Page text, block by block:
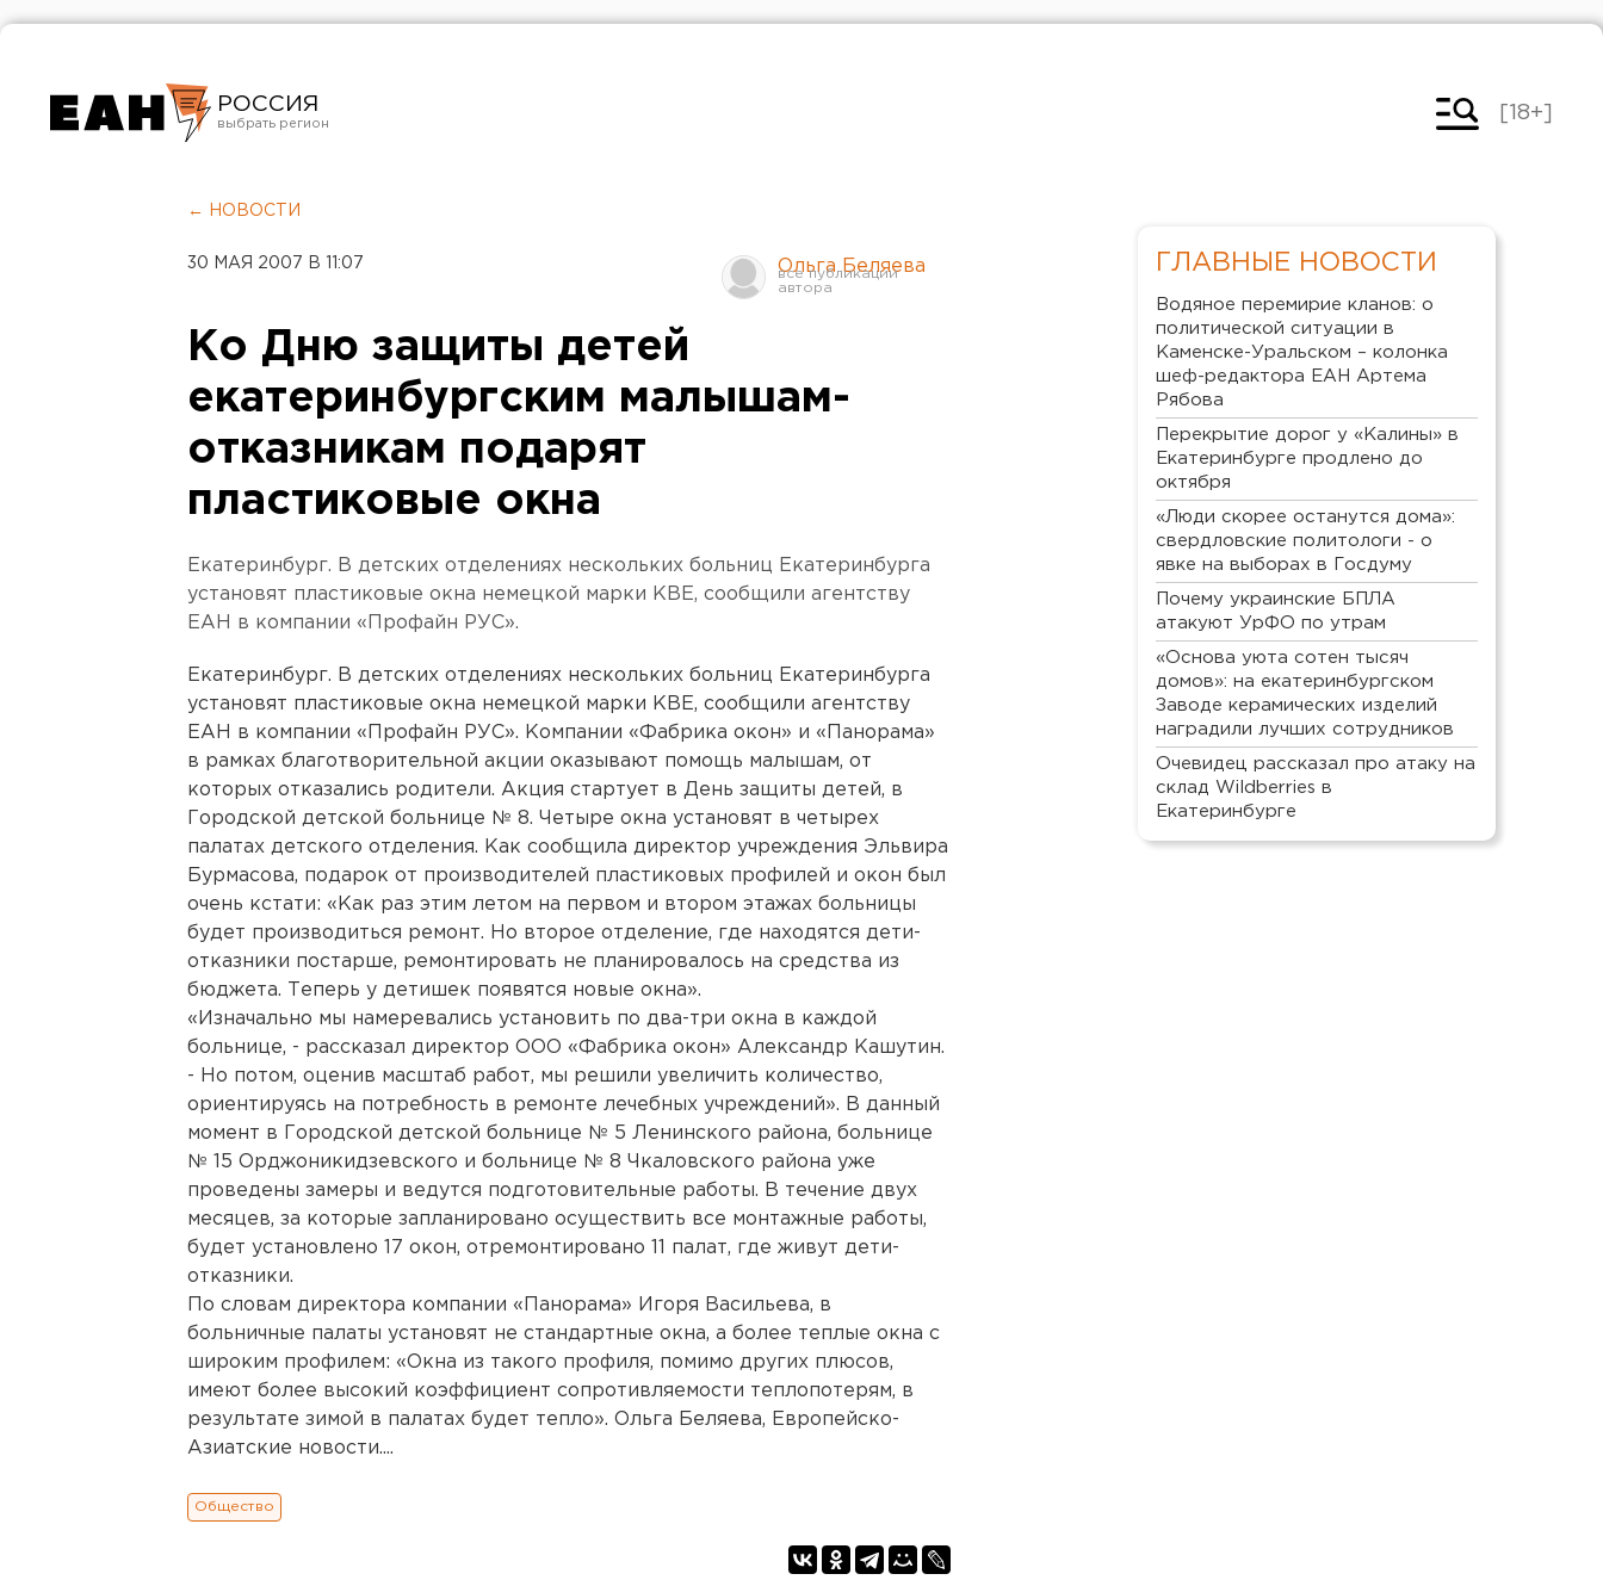
РОССИЯ
Челябинск
[18+]
← НОВОСТИ
30 МАЯ 2007 В 11:07 Ольга Беляева
Ко Дню защиты детей
екатеринбургским малышам-
отказникам подарят
пластиковые окна
Екатеринбург. В детских отделениях нескольких больниц Екатеринбурга
установят пластиковые окна немецкой марки KBE, сообщили агентству
ЕАН в компании «Профайн РУС».
Екатеринбург. В детских отделениях нескольких больниц Екатеринбурга
установят пластиковые окна немецкой марки KBE, сообщили агентству
ЕАН в компании «Профайн РУС». Компании «Фабрика окон» и «Панорама»
в рамках благотворительной акции оказывают помощь малышам, от
которых отказались родители. Акция стартует в День защиты детей, в
Городской детской больнице № 8. Четыре окна установят в четырех
палатах детского отделения. Как сообщила директор учреждения Эльвира
Бурмасова, подарок от производителей пластиковых профилей и окон был
очень кстати: «Как раз этим летом на первом и втором этажах больницы
будет производиться ремонт. Но второе отделение, где находятся дети-
отказники постарше, ремонтировать не планировалось на средства из
бюджета. Теперь у детишек появятся новые окна».
«Изначально мы намеревались установить по два-три окна в каждой
больнице, - рассказал директор ООО «Фабрика окон» Александр Кашутин.
- Но потом, оценив масштаб работ, мы решили увеличить количество,
ориентируясь на потребность в ремонте лечебных учреждений». В данный
момент в Городской детской больнице № 5 Ленинского района, больнице
№ 15 Орджоникидзевского и больнице № 8 Чкаловского района уже
проведены замеры и ведутся подготовительные работы. В течение двух
месяцев, за которые запланировано осуществить все монтажные работы,
будет установлено 17 окон, отремонтировано 11 палат, где живут дети-
отказники.
По словам директора компании «Панорама» Игоря Васильева, в
больничные палаты установят не стандартные окна, а более теплые окна с
широким профилем: «Окна из такого профиля, помимо других плюсов,
имеют более высокий коэффициент сопротивляемости теплопотерям, в
результате зимой в палатах будет тепло». Ольга Беляева, Европейско-
Азиатские новости....
Общество
ГЛАВНЫЕ НОВОСТИ
Водяное перемирие кланов: о
политической ситуации в
Каменске-Уральском – колонка
шеф-редактора ЕАН Артема
Рябова
Перекрытие дорог у «Калины» в
Екатеринбурге продлено до
октября
«Люди скорее останутся дома»:
свердловские политологи - о
явке на выборах в Госдуму
Почему украинские БПЛА
атакуют УрФО по утрам
«Основа уюта сотен тысяч
домов»: на екатеринбургском
Заводе керамических изделий
наградили лучших сотрудников
Очевидец рассказал про атаку на
склад Wildberries в
Екатеринбурге